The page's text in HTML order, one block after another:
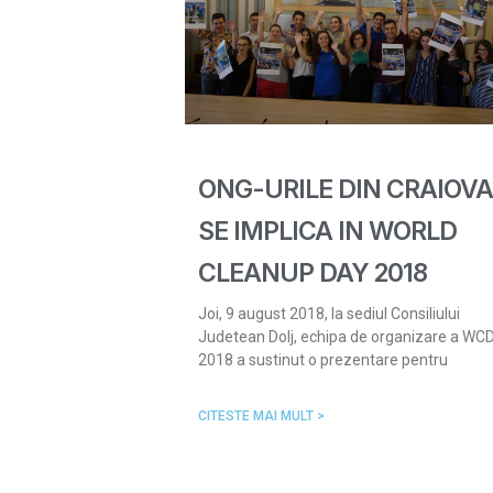
ONG-URILE DIN CRAIOVA
SE IMPLICA IN WORLD
CLEANUP DAY 2018
Joi, 9 august 2018, la sediul Consiliului
Judetean Dolj, echipa de organizare a
2018 a sustinut o prezentare pentru
CITESTE MAI MULT >